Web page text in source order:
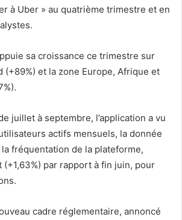
à Uber » au quatrième trimestre et en
sa croissance ce trimestre sur
(+89%) et la zone Europe, Afrique et
juillet à septembre, l’application a vu
actifs mensuels, la donnée
fréquentation de la plateforme,
par rapport à fin juin, pour
cadre réglementaire, annoncé